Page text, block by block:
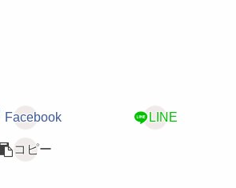
Facebook LINE
コピー